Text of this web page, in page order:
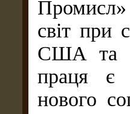
світ при
США та
праця є
нового